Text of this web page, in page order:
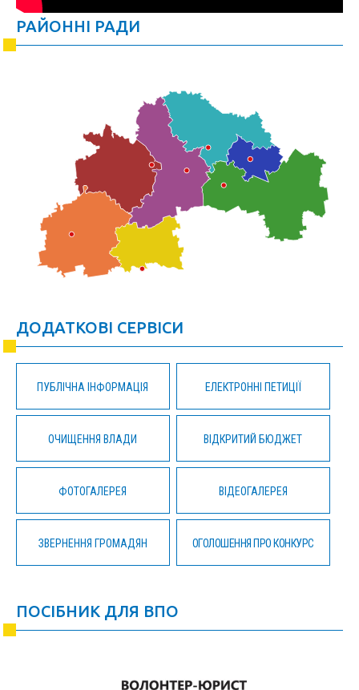
РАЙОННІ РАДИ
ДОДАТКОВІ СЕРВІСИ
ПУБЛІЧНА ІНФОРМАЦІЯ ЕЛЕКТРОННІ ПЕТИЦІЇ
ОЧИЩЕННЯ ВЛАДИ ВІДКРИТИЙ БЮДЖЕТ
ФОТОГАЛЕРЕЯ ВІДЕОГАЛЕРЕЯ
ЗВЕРНЕННЯ ГРОМАДЯН ОГОЛОШЕННЯ ПРО КОНКУРС
ПОСІБНИК ДЛЯ ВПО